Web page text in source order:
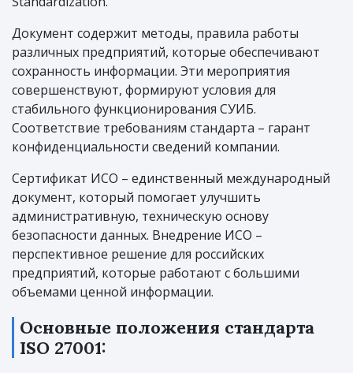
Документ содержит методы, правила работы
различных предприятий, которые обеспечивают
сохранность информации. Эти мероприятия
совершенствуют, формируют условия для
стабильного функционирования СУИБ.
Соответствие требованиям стандарта – гарант
конфиденциальности сведений компании.
Сертификат ИСО – единственный международный
документ, который помогает улучшить
административную, техническую основу
безопасности данных. Внедрение ИСО –
перспективное решение для российских
предприятий, которые работают с большими
объемами ценной информации.
Основные положения стандарта
ISO 27001: